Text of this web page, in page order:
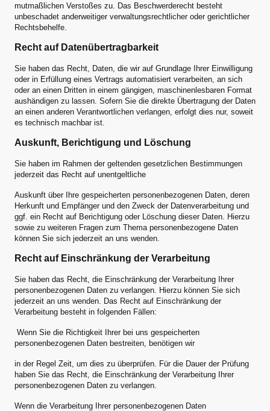
mutmaßlichen Verstoßes zu. Das Beschwerderecht besteht
unbeschadet anderweitiger verwaltungsrechtlicher oder gerichtlicher
Rechtsbehelfe.
Recht auf Datenübertragbarkeit
Sie haben das Recht, Daten, die wir auf Grundlage Ihrer Einwilligung
oder in Erfüllung eines Vertrags automatisiert verarbeiten, an sich
oder an einen Dritten in einem gängigen, maschinenlesbaren Format
aushändigen zu lassen. Sofern Sie die direkte Übertragung der Daten
an einen anderen Verantwortlichen verlangen, erfolgt dies nur, soweit
es technisch machbar ist.
Auskunft, Berichtigung und Löschung
Sie haben im Rahmen der geltenden gesetzlichen Bestimmungen
jederzeit das Recht auf unentgeltliche
Auskunft über Ihre gespeicherten personenbezogenen Daten, deren
Herkunft und Empfänger und den Zweck der Datenverarbeitung und
ggf. ein Recht auf Berichtigung oder Löschung dieser Daten. Hierzu
sowie zu weiteren Fragen zum Thema personenbezogene Daten
können Sie sich jederzeit an uns wenden.
Recht auf Einschränkung der Verarbeitung
Sie haben das Recht, die Einschränkung der Verarbeitung Ihrer
personenbezogenen Daten zu verlangen. Hierzu können Sie sich
jederzeit an uns wenden. Das Recht auf Einschränkung der
Verarbeitung besteht in folgenden Fällen:
Wenn Sie die Richtigkeit Ihrer bei uns gespeicherten
personenbezogenen Daten bestreiten, benötigen wir
in der Regel Zeit, um dies zu überprüfen. Für die Dauer der Prüfung
haben Sie das Recht, die Einschränkung der Verarbeitung Ihrer
personenbezogenen Daten zu verlangen.
Wenn die Verarbeitung Ihrer personenbezogenen Daten